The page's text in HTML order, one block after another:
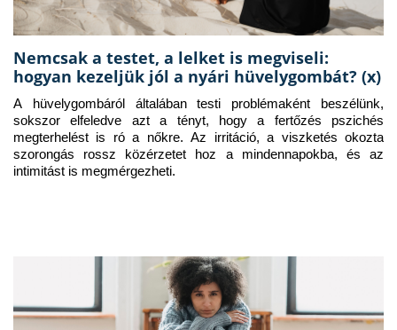
Nemcsak a testet, a lelket is megviseli:
hogyan kezeljük jól a nyári hüvelygombát? (x)
A hüvelygombáról általában testi problémaként beszélünk,
sokszor elfeledve azt a tényt, hogy a fertőzés pszichés
megterhelést is ró a nőkre. Az irritáció, a viszketés okozta
szorongás rossz közérzetet hoz a mindennapokba, és az
intimitást is megmérgezheti.